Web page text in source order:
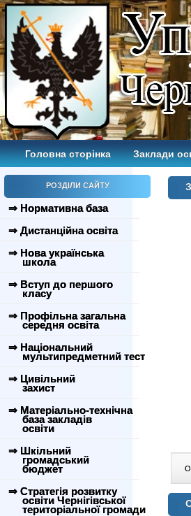
Головна сторінка Заклади
РОЗДІЛИ САЙТУ
⇒ Нормативна база
⇒ Дистанційна освіта
⇒ Нова українська
школа
⇒ Вступ до першого
класу
⇒ Профільна загальна
середня освіта
⇒ Національний
мультипредметний тест
⇒ Цивільний
захист
⇒ Матеріально-технічна
база закладів
освіти
⇒ Шкільний
громадський
бюджет
⇒ Стратегія розвитку
освіти Чернігівської
територіальної громади